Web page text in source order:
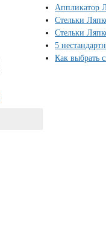
Аппликатор
Стельки
Стельки
5
Как выбрать